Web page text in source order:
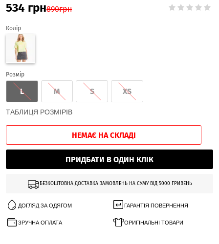
534 грн890грн
Колір
Розмір
L M S XS
ТАБЛИЦЯ РОЗМІРІВ
НЕМАЄ НА СКЛАДІ
ПРИДБАТИ В ОДИН КЛІК
БЕЗКОШТОВНА ДОСТАВКА ЗАМОВЛЕНЬ НА СУМУ ВІД 5000 ГРИВЕНЬ
ДОГЛЯД ЗА ОДЯГОМ ГАРАНТІЯ ПОВЕРНЕННЯ
ЗРУЧНА ОПЛАТА ОРИГІНАЛЬНІ ТОВАРИ